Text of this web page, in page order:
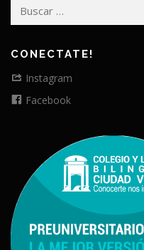
CONECTATE!
Instagram
Facebook